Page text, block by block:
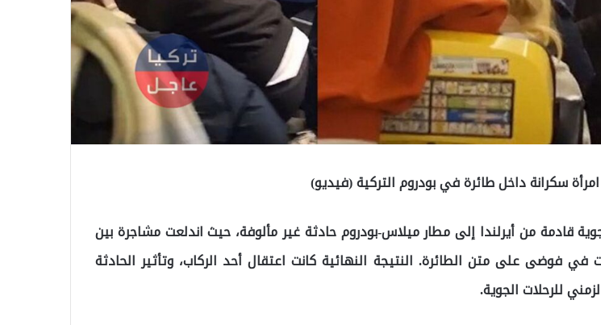
سكرانة داخل طائرة في بودروم التركية (فيديو)
قادمة من أيرلندا إلى مطار ميلاس-بودروم حادثة غير مألوفة، حيث اندلعت مشاجرة بين
في فوضى على متن الطائرة. النتيجة النهائية كانت اعتقال أحد الركاب، وتأثير الحادثة
للرحلات الجوية.